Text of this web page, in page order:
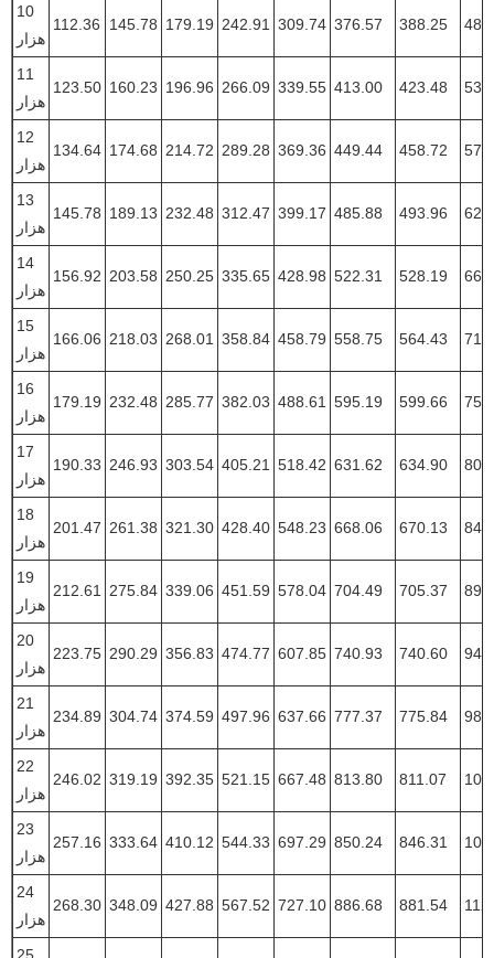
10
هزار
112.36 145.78 179.19 242.91 309.74 376.57 388.25
11
هزار
123.50 160.23 196.96 266.09 339.55 413.00 423.48
12
هزار
134.64 174.68 214.72 289.28 369.36 449.44 458.72
13
هزار
145.78 189.13 232.48 312.47 399.17 485.88 493.96
14
هزار
156.92 203.58 250.25 335.65 428.98 522.31 528.19
15
هزار
166.06 218.03 268.01 358.84 458.79 558.75 564.43
16
هزار
179.19 232.48 285.77 382.03 488.61 595.19 599.66
17
هزار
190.33 246.93 303.54 405.21 518.42 631.62 634.90
18
هزار
201.47 261.38 321.30 428.40 548.23 668.06 670.13
19
هزار
212.61 275.84 339.06 451.59 578.04 704.49 705.37
20
هزار
223.75 290.29 356.83 474.77 607.85 740.93 740.60
21
هزار
234.89 304.74 374.59 497.96 637.66 777.37 775.84
22
هزار
246.02 319.19 392.35 521.15 667.48 813.80 811.07
23
هزار
257.16 333.64 410.12 544.33 697.29 850.24 846.31
24
هزار
268.30 348.09 427.88 567.52 727.10 886.68 881.54
25